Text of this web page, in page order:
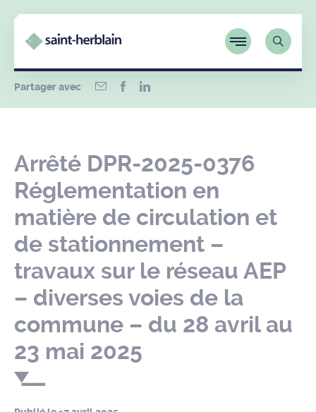
Partager avec
Arrêté DPR-2025-0376
Réglementation en
matière de circulation et
de stationnement –
travaux sur le réseau AEP
– diverses voies de la
commune – du 28 avril au
23 mai 2025